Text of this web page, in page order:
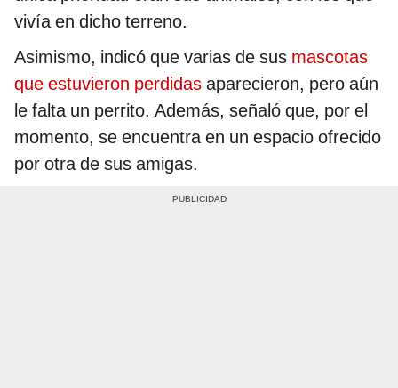
vivía en dicho terreno.
Asimismo, indicó que varias de sus mascotas
que estuvieron perdidas aparecieron, pero aún
le falta un perrito. Además, señaló que, por el
momento, se encuentra en un espacio ofrecido
por otra de sus amigas.